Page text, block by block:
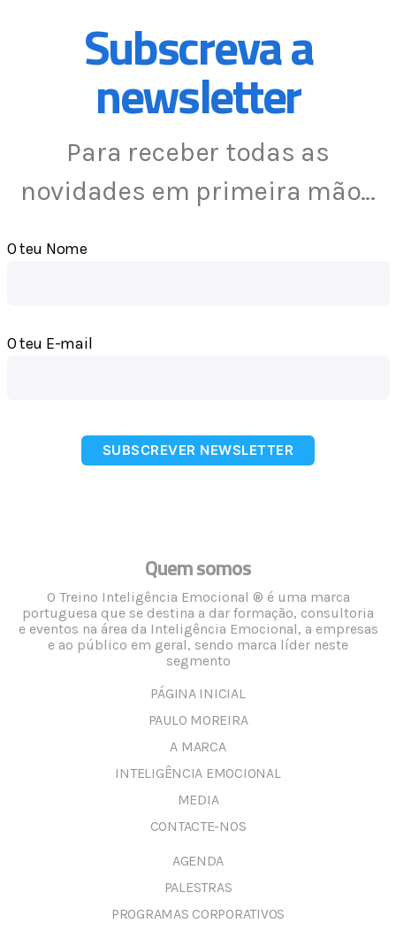
Subscreva a
newsletter
Para receber todas as
novidades em primeira mão…
O teu Nome
O teu E-mail
SUBSCREVER NEWSLETTER
Quem somos
O Treino Inteligência Emocional ® é uma marca
portuguesa que se destina a dar formação, consultoria
e eventos na área da Inteligência Emocional, a empresas
e ao público em geral, sendo marca líder neste
segmento
PÁGINA INICIAL
PAULO MOREIRA
A MARCA
INTELIGÊNCIA EMOCIONAL
MEDIA
CONTACTE-NOS
AGENDA
PALESTRAS
PROGRAMAS CORPORATIVOS